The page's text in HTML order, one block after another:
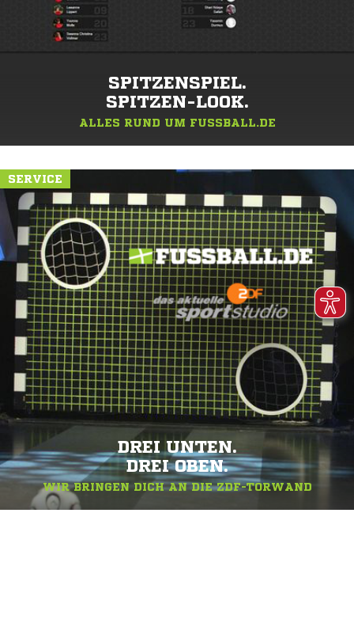
SPITZENSPIEL.
SPITZEN-LOOK.
ALLES RUND UM FUSSBALL.DE
SERVICE
DREI UNTEN.
DREI OBEN.
WIR BRINGEN DICH AN DIE ZDF-TORWAND